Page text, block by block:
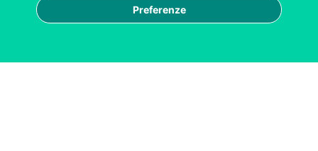
Preferenze